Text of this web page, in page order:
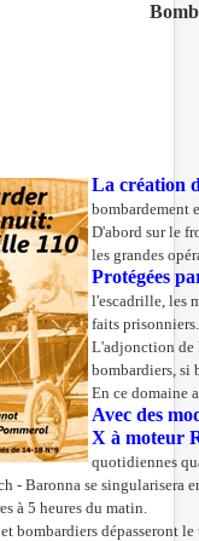
La création
bombardement
D'abord sur le
les grandes
Protégées
l'escadrille, les
faits prisonniers.
L'adjonction de
bombardiers, si
En ce domaine
Avec des
X à moteur
quotidiennes
- Baronna se singularisera
à 5 heures du matin.
bombardiers dépasseront